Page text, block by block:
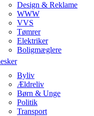
Design & Reklame
WWW
VVS
Tømrer
Elektriker
Boligmæglere
Byliv
Ældreliv
Børn & Unge
Politik
Transport